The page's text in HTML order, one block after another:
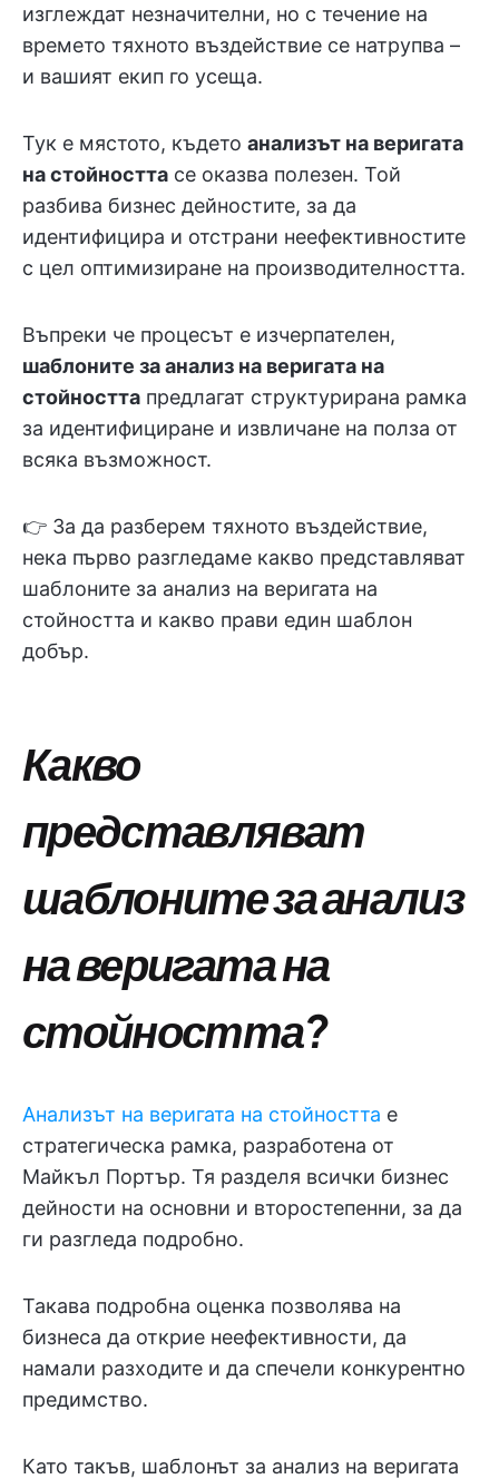
изглеждат незначителни, но с течение на
времето тяхното въздействие се натрупва –
и вашият екип го усеща.
Тук е мястото, където анализът на веригата
на стойността се оказва полезен. Той
разбива бизнес дейностите, за да
идентифицира и отстрани неефективностите
с цел оптимизиране на производителността.
Въпреки че процесът е изчерпателен,
шаблоните за анализ на веригата на
стойността предлагат структурирана рамка
за идентифициране и извличане на полза от
всяка възможност.
👉 За да разберем тяхното въздействие,
нека първо разгледаме какво представляват
шаблоните за анализ на веригата на
стойността и какво прави един шаблон
добър.
Какво
представляват
шаблоните за анализ
на веригата на
стойността?
Анализът на веригата на стойността е
стратегическа рамка, разработена от
Майкъл Портър. Тя разделя всички бизнес
дейности на основни и второстепенни, за да
ги разгледа подробно.
Такава подробна оценка позволява на
бизнеса да открие неефективности, да
намали разходите и да спечели конкурентно
предимство.
Като такъв, шаблонът за анализ на веригата